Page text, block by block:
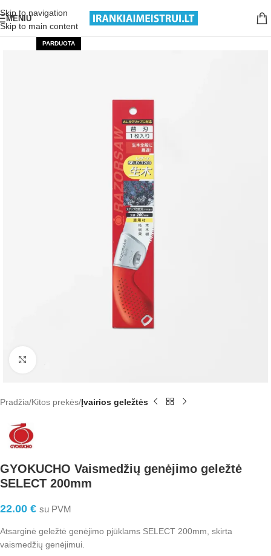
Skip to navigation
Skip to main content
MENIU
PARDUOTA
Pradžia Kitos prekės Įvairios geležtės
GYOKUCHO Vaismedžių genėjimo geležtė
SELECT 200mm
22.00 € su PVM
Atsarginė geležtė genėjimo pjūklams SELECT 200mm, skirta
vaismedžių genėjimui.